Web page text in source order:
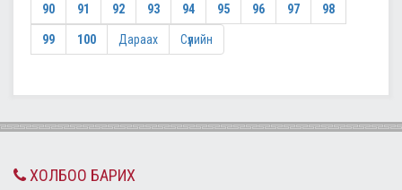
90 91 92 93 94 95 96 97 98
99 100 Дараах Сүүлийн
ХОЛБОО БАРИХ